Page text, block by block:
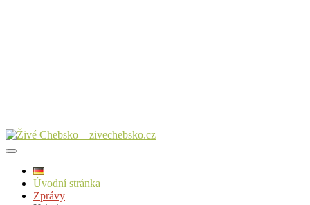
Úvodní stránka
Zprávy